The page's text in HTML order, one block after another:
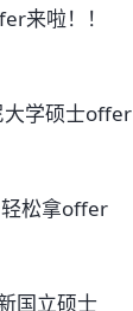
来啦！！
大学硕士offer
松拿offer
国立硕士